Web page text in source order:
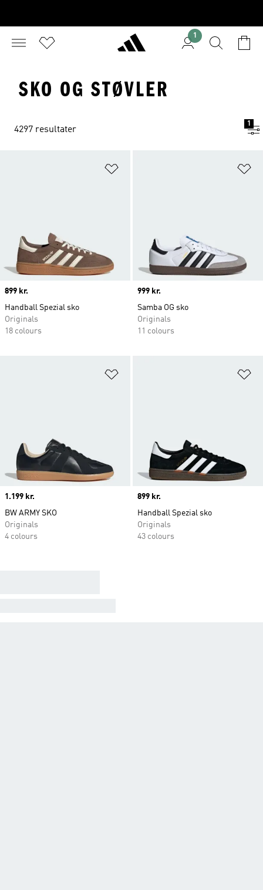
1
SKO OG STØVLER
4297 resultater
1
Price
899 kr.
Handball Spezial sko
Originals
18 colours
Price
999 kr.
Samba OG sko
Originals
11 colours
Price
1.199 kr.
BW ARMY SKO
Originals
4 colours
Price
899 kr.
Handball Spezial sko
Originals
43 colours